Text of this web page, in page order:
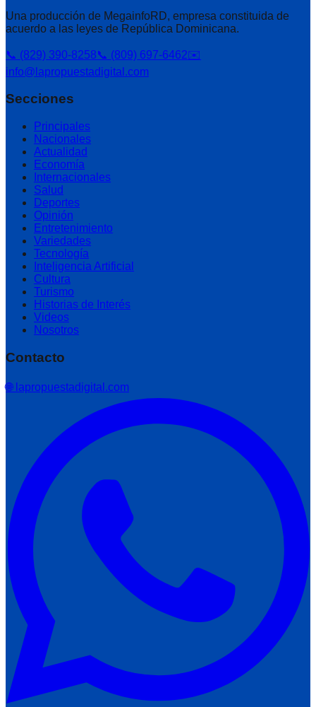
Una producción de MegainfoRD, empresa constituida de
acuerdo a las leyes de República Dominicana.
📞 (829) 390-8258📞 (809) 697-6462✉️
info@lapropuestadigital.com
Secciones
Principales
Nacionales
Actualidad
Economía
Internacionales
Salud
Deportes
Opinión
Entretenimiento
Variedades
Tecnología
Inteligencia Artificial
Cultura
Turismo
Historias de Interés
Videos
Nosotros
Contacto
🌐 lapropuestadigital.com